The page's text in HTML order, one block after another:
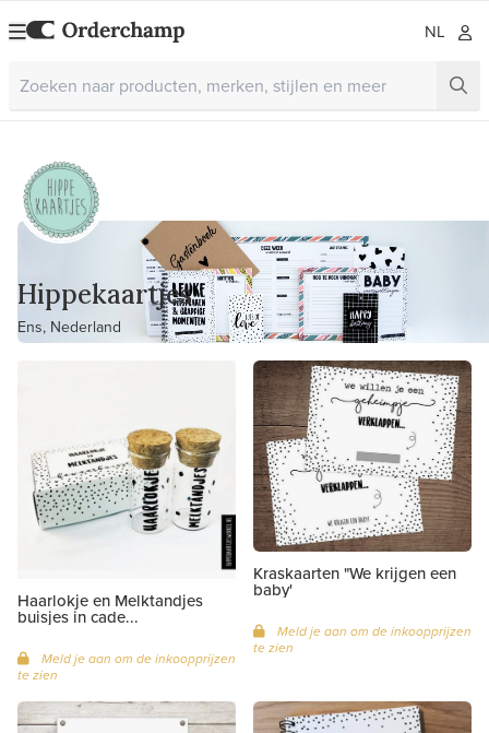
NL
Hippekaartjes
Ens, Nederland
Haarlokje en Melktandjes
buisjes in cade...
Meld je aan om de inkoopprijzen
te zien
Kraskaarten "We krijgen een
baby'
Meld je aan om de inkoopprijzen
te zien